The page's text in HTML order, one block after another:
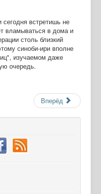
встретишь не
вламываться в дома и
столь близкий
синоби-ири вполне
изучаемом даже
очередь.
Вперёд